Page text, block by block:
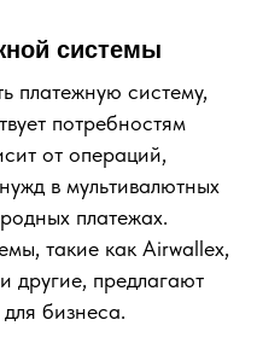
системы
платежную систему,
потребностям
от операций,
в мультивалютных
платежах.
такие как Airwallex,
другие, предлагают
бизнеса.